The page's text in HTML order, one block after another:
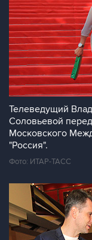
Телеведущий
Соловьевой
Московского
"Россия".
Фото: ИТАР-ТАСС